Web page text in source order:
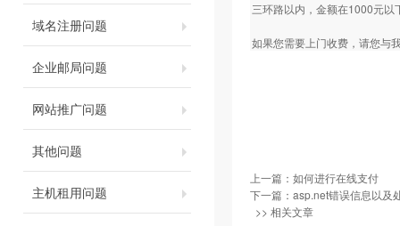
域名注册问题
企业邮局问题
网站推广问题
其他问题
主机租用问题
三环路以内，金额在1000元以
如果您需要上门收费，请您与
上一篇： 如何进行在线支付
下一篇： asp.net错误信息以及
>> 相关文章